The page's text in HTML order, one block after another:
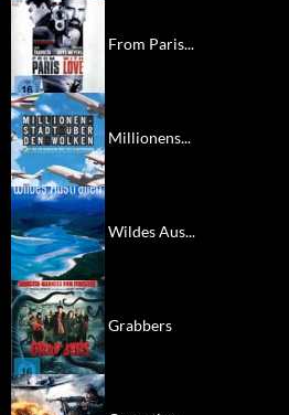
From Paris...
Millionens...
Wildes Aus...
Grabbers